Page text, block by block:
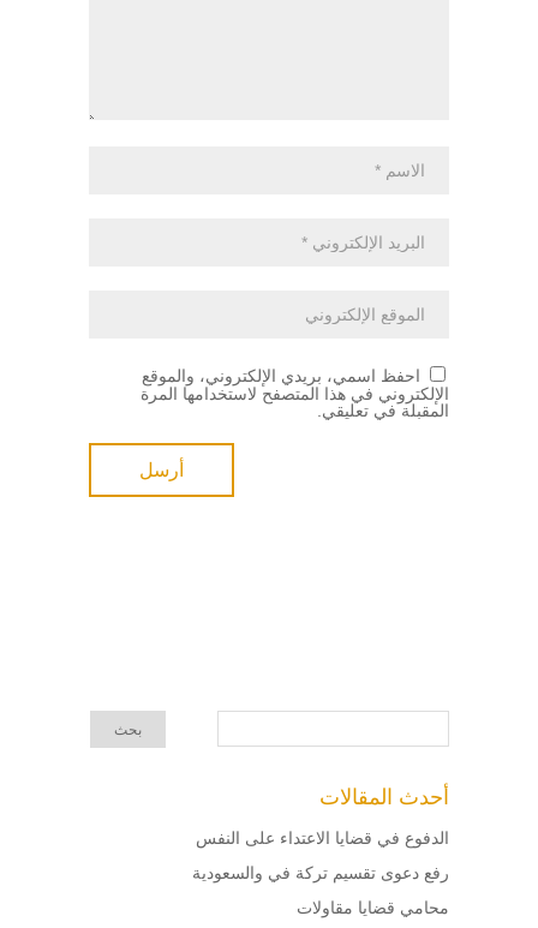
احفظ اسمي، بريدي الإلكتروني، والموقع
الإلكتروني في هذا المتصفح لاستخدامها المرة
المقبلة في تعليقي.
أحدث المقالات
الدفوع في قضايا الاعتداء على النفس
رفع دعوى تقسيم تركة في والسعودية
محامي قضايا مقاولات